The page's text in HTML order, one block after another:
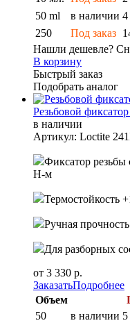
50 ml
в наличии 4
250
Под заказ
Нашли дешевле?
В корзину
Быстрый заказ
Подобрать аналог
Резьбовой
в наличии
Артикул: Loctite 241
Фиксатор резьбы
Н-м
Термостойкость
Ручная
Для разборных
от 3 330 р.
ЗаказатьПодробнее
Объем
50
в наличии